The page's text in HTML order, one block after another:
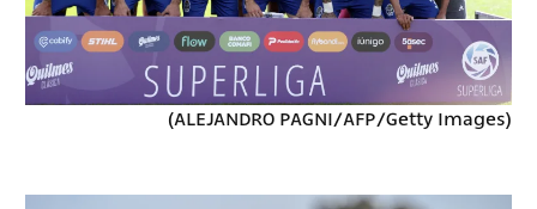
(ALEJANDRO PAGNI/AFP/Getty Images)